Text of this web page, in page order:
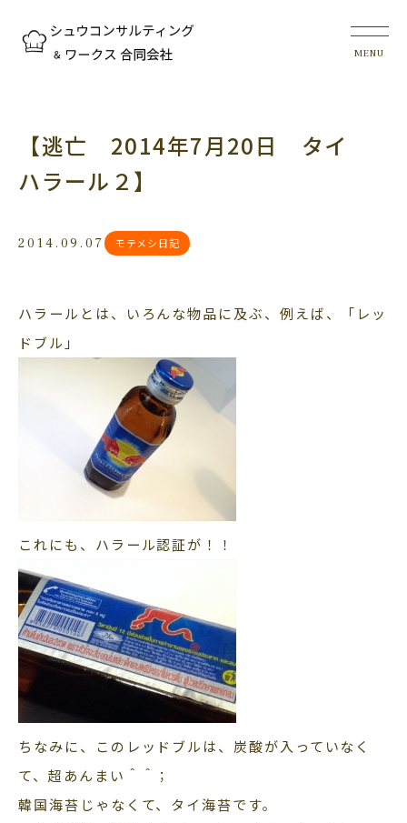
【逃亡 2014年7月20日 タイ
ハラール２】
2014.09.07 モテメシ日記
ハラールとは、いろんな物品に及ぶ、例えば、「レッ
ドブル」
これにも、ハラール認証が！！
ちなみに、このレッドブルは、炭酸が入っていなく
て、超あんまい＾＾；
韓国海苔じゃなくて、タイ海苔です。